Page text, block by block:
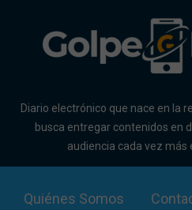
Diario electrónico que nace en la
busca entregar contenidos en
audiencia cada vez más
Quiénes Somos